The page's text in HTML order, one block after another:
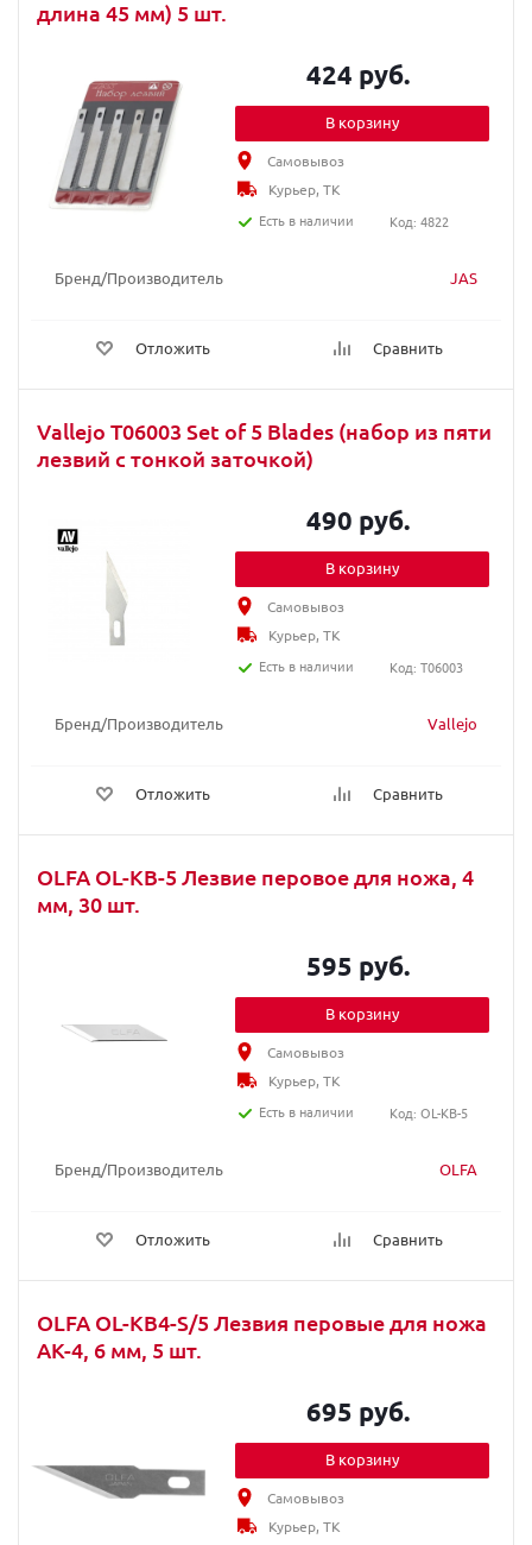
длина 45 мм) 5 шт.
Бренд/Производитель JAS
Отложить Сравнить
424 руб.
В корзину
Самовывоз
Курьер, ТК
Есть в наличии
Код: 4822
Vallejo T06003 Set of 5 Blades (набор из пяти
лезвий с тонкой заточкой)
Бренд/Производитель Vallejo
Отложить Сравнить
490 руб.
В корзину
Самовывоз
Курьер, ТК
Есть в наличии
Код: T06003
OLFA OL-KB-5 Лезвие перовое для ножа, 4
мм, 30 шт.
Бренд/Производитель OLFA
Отложить Сравнить
595 руб.
В корзину
Самовывоз
Курьер, ТК
Есть в наличии
Код: OL-KB-5
OLFA OL-KB4-S/5 Лезвия перовые для ножа
АК-4, 6 мм, 5 шт.
695 руб.
В корзину
Самовывоз
Курьер, ТК